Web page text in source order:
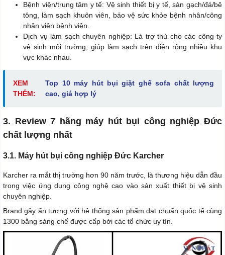
Bệnh viện/trung tâm y tế: Vệ sinh thiết bị y tế, sàn gạch/đá/bê
tông, làm sạch khuôn viên, bảo vệ sức khỏe bệnh nhân/công
nhân viên bệnh viện.
Dịch vụ làm sạch chuyên nghiệp: Là trợ thủ cho các công ty
vệ sinh môi trường, giúp làm sạch trên diện rộng nhiều khu
vực khác nhau.
XEM
THÊM:
Top 10 máy hút bụi giặt ghế sofa chất lượng
cao, giá hợp lý
3. Review 7 hãng máy hút bụi công nghiệp Đức
chất lượng nhất
3.1. Máy hút bụi công nghiệp Đức Karcher
Karcher ra mắt thị trường hơn 90 năm trước, là thương hiệu dẫn đầu
trong việc ứng dụng công nghệ cao vào sản xuất thiết bị vệ sinh
chuyên nghiệp.
Brand gây ấn tượng với hệ thống sản phẩm đạt chuẩn quốc tế cùng
1300 bằng sáng chế được cấp bởi các tổ chức uy tín.